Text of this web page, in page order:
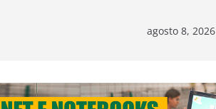
agosto 8, 2026